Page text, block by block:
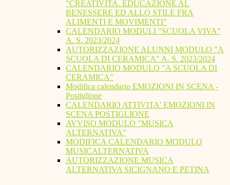
"CREATIVITA. EDUCAZIONE AL
BENESSERE ED ALLO STILE FRA
ALIMENTI E MOVIMENTI"
CALENDARIO MODULI "SCUOLA VIVA"
A. S. 2023/2024
AUTORIZZAZIONE ALUNNI MODULO "A
SCUOLA DI CERAMICA" A. S. 2023/2024
CALENDARIO MODULO "A SCUOLA DI
CERAMICA"
Modifica calendario EMOZIONI IN SCENA -
Postiglione
CALENDARIO ATTIVITA' EMOZIONI IN
SCENA POSTIGLIONE
AVVISO MODULO "MUSICA
ALTERNATIVA"
MODIFICA CALENDARIO MODULO
MUSICALTERNATIVA
AUTORIZZAZIONE MUSICA
ALTERNATIVA SICIGNANO E PETINA